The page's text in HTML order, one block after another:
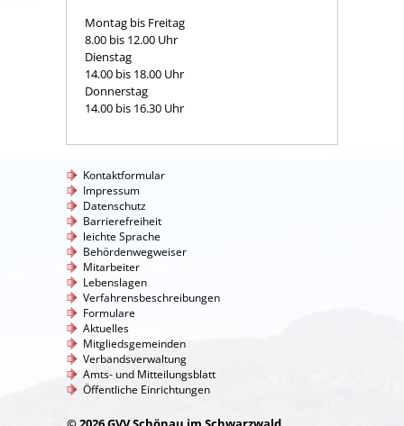
Montag bis Freitag
8.00 bis 12.00 Uhr
Dienstag
14.00 bis 18.00 Uhr
Donnerstag
14.00 bis 16.30 Uhr
Kontaktformular
Impressum
Datenschutz
Barrierefreiheit
leichte Sprache
Behördenwegweiser
Mitarbeiter
Lebenslagen
Verfahrensbeschreibungen
Formulare
Aktuelles
Mitgliedsgemeinden
Verbandsverwaltung
Amts- und Mitteilungsblatt
Öffentliche Einrichtungen